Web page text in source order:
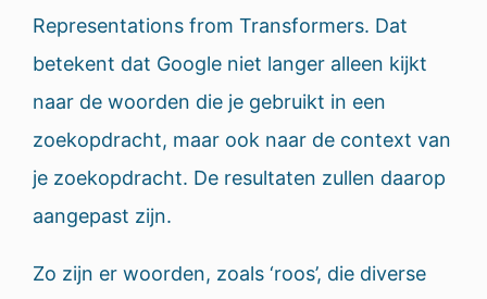
Representations from Transformers. Dat
betekent dat Google niet langer alleen kijkt
naar de woorden die je gebruikt in een
zoekopdracht, maar ook naar de context van
je zoekopdracht. De resultaten zullen daarop
aangepast zijn.
Zo zijn er woorden, zoals ‘roos’, die diverse